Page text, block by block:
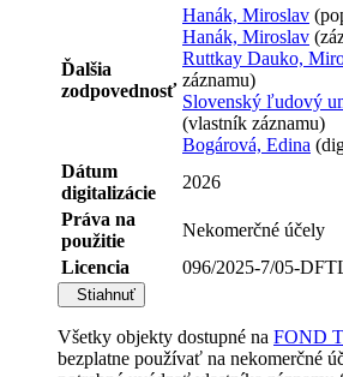
Ďalšia
zodpovednosť
Hanák, Miroslav
Hanák, Miroslav
Ruttkay Dauko,
záznamu)
Slovenský ľudový
(vlastník záznamu)
Bogárová, Edina
Dátum
digitalizácie
2026
Práva na
použitie
Nekomerčné účely
Licencia
096/2025-7/05-
Stiahnuť
Všetky objekty dostupné na FOND
bezplatne používať na nekomerčné